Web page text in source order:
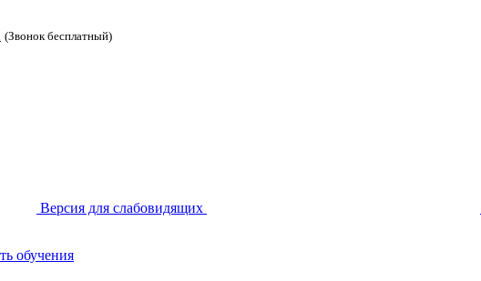
(Звонок бесплатный)
Версия для слабовидящих
обучения